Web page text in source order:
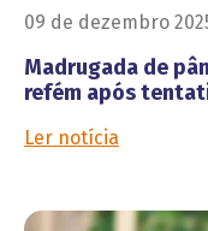
09 de dezembro
Madrugada de
refém após
Ler notícia